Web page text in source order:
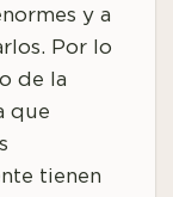
y a
Por lo
de la
que
tienen